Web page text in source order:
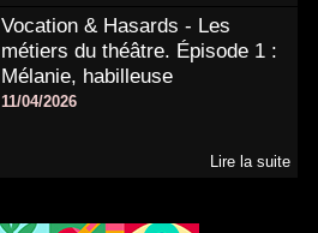
Vocation & Hasards - Les
métiers du théâtre. Épisode 1 :
Mélanie, habilleuse
11/04/2026
Lire la suite